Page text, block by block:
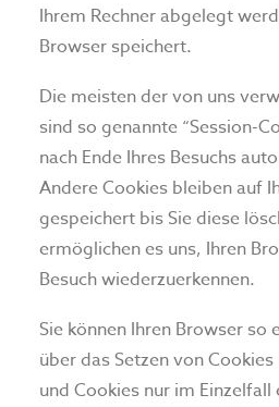
Ihrem Rechner abgelegt
Browser speichert.
Die meisten der von uns
sind so genannte “Session-
nach Ende Ihres Besuchs
Andere Cookies bleiben auf
gespeichert bis Sie diese
ermöglichen es uns, Ihren
Besuch wiederzuerkennen.
Sie können Ihren Browser so
über das Setzen von
und Cookies nur im